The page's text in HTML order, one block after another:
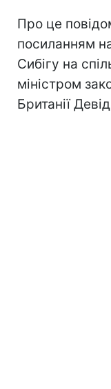
Про це
посиланням
Сибігу на
міністром
Британії